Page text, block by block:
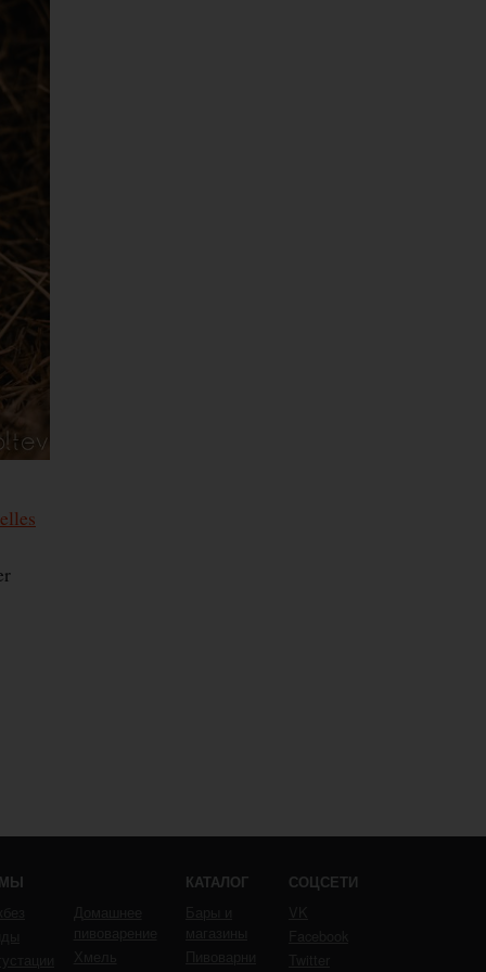
КАТАЛОГ СОЦСЕТИ